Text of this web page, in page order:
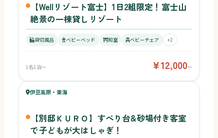
【Wellリゾート富士】1日2組限定！富士山
絶景の一棟貸しリゾート
貸切風呂 ベビーベッド 和室 ベビーチェア +2
1名1泊〜 ¥12,000〜
62ベビー
61キッズ
伊豆高原・東海
【別邸ＫＵＲＯ】すべり台&砂場付き客室
で子どもが大はしゃぎ！